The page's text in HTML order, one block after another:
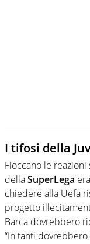
I tifosi della
Fioccano le
dellaSuperLega
chiedere alla Uefa
progetto
Barca dovrebbero
“In tanti